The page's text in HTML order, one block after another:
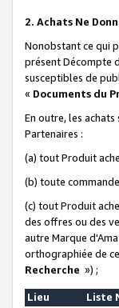
2. Achats Ne
Nonobstant ce qui
présent Décompte
susceptibles de
« Documents du
En outre, les
Partenaires :
(a) tout Produit
(b) toute
(c) tout Produit
des offres ou des
autre Marque
orthographiée de
Recherche ») ;
Lieu
Liste